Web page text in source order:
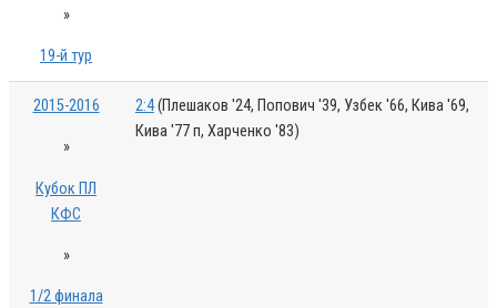
»
19-й тур
2015-2016
»
Кубок ПЛ
КФС
»
1/2 финала
2:4(Плешаков '24, Попович '39, Узбек '66, Кива '69,
Кива '77 п, Харченко '83)